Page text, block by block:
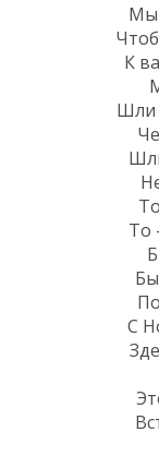
Мы
К
Шли
То
С